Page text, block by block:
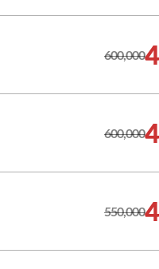
600,000
600,000
550,000